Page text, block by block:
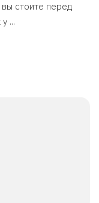
вы стоите перед
...